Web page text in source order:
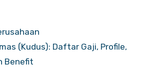
(Kudus): Daftar Gaji, Profile,
Benefit